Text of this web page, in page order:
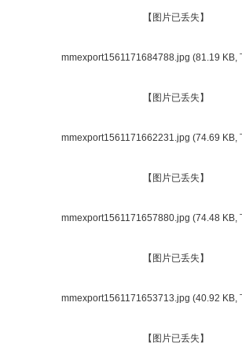
【图片已丢失】
mmexport1561171684788.jpg (81.19 KB,
【图片已丢失】
mmexport1561171662231.jpg (74.69 KB,
【图片已丢失】
mmexport1561171657880.jpg (74.48 KB,
【图片已丢失】
mmexport1561171653713.jpg (40.92 KB,
【图片已丢失】